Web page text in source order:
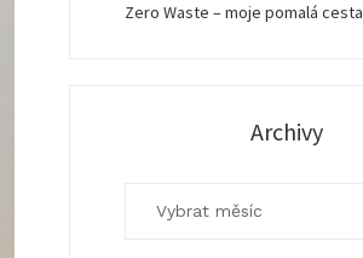
Zero Waste – moje pomalá cesta
Archivy